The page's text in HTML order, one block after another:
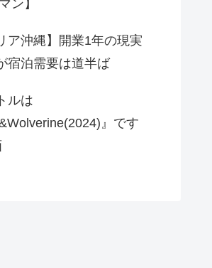
ン】
ア沖縄】開業1年の現実
宿泊需要は道半ば
ルは
』です